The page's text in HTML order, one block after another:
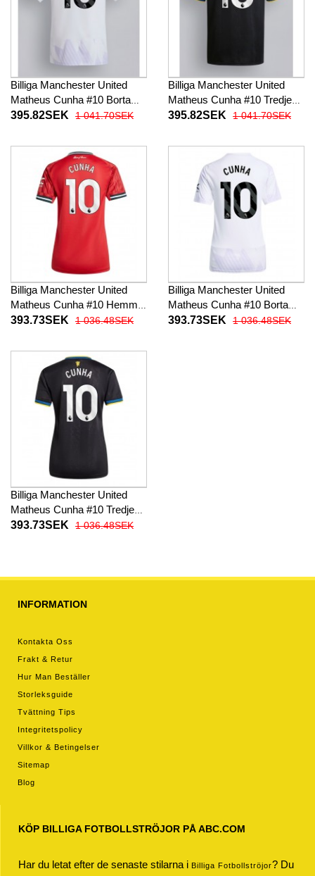
Billiga Manchester United
Matheus Cunha #10 Borta
fotbollskläder 2025-26
395.82SEK 1 041.70SEK
Billiga Manchester United
Matheus Cunha #10 Tredje
fotbollskläder 2025-26
395.82SEK 1 041.70SEK
Billiga Manchester United
Matheus Cunha #10 Hemma
fotbollskläder Dam 2025-26
393.73SEK 1 036.48SEK
Billiga Manchester United
Matheus Cunha #10 Borta
fotbollskläder Dam 2025-26
393.73SEK 1 036.48SEK
Billiga Manchester United
Matheus Cunha #10 Tredje
fotbollskläder Dam 2025-26
393.73SEK 1 036.48SEK
INFORMATION
Kontakta Oss
Frakt & Retur
Hur Man Beställer
Storleksguide
Tvättning Tips
Integritetspolicy
Villkor & Betingelser
Sitemap
Blog
KÖP BILLIGA FOTBOLLSTRÖJOR PÅ ABC.COM
Har du letat efter de senaste stilarna i Billiga Fotbollströjor? Du